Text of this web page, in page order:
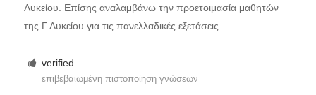
Λυκείου. Επίσης αναλαμβάνω την προετοιμασία μαθητών
της Γ Λυκείου για τις πανελλαδικές εξετάσεις.
verified
επιβεβαιωμένη πιστοποίηση γνώσεων